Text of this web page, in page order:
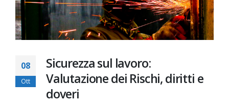
08
Ott
Sicurezza sul lavoro:
Valutazione dei Rischi, diritti e
doveri